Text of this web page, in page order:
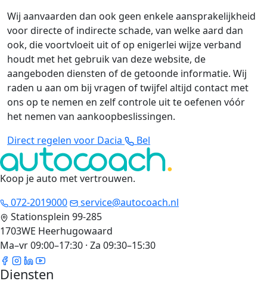
Wij aanvaarden dan ook geen enkele aansprakelijkheid
voor directe of indirecte schade, van welke aard dan
ook, die voortvloeit uit of op enigerlei wijze verband
houdt met het gebruik van deze website, de
aangeboden diensten of de getoonde informatie. Wij
raden u aan om bij vragen of twijfel altijd contact met
ons op te nemen en zelf controle uit te oefenen vóór
het nemen van aankoopbeslissingen.
Direct regelen voor Dacia
Bel
Koop je auto met vertrouwen.
072-2019000
service@autocoach.nl
Stationsplein 99-285
1703WE Heerhugowaard
Ma–vr 09:00–17:30 · Za 09:30–15:30
Diensten